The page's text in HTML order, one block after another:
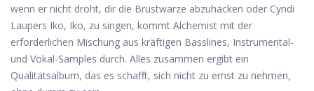
wenn er nicht droht, dir die Brustwarze abzuhacken oder Cyndi
Laupers Iko, Iko, zu singen, kommt Alchemist mit der
erforderlichen Mischung aus kräftigen Basslines, Instrumental-
und Vokal-Samples durch. Alles zusammen ergibt ein
Qualitätsalbum, das es schafft, sich nicht zu ernst zu nehmen,